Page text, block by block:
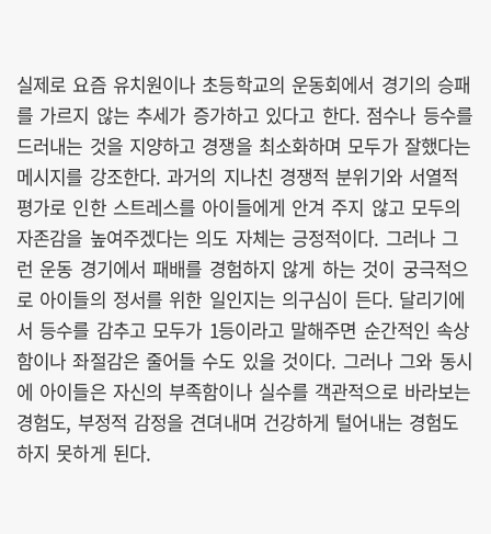
실제로 요즘 유치원이나 초등학교의 운동회에서 경기의 승패
를 가르지 않는 추세가 증가하고 있다고 한다. 점수나 등수를
드러내는 것을 지양하고 경쟁을 최소화하며 모두가 잘했다는
메시지를 강조한다. 과거의 지나친 경쟁적 분위기와 서열적
평가로 인한 스트레스를 아이들에게 안겨 주지 않고 모두의
자존감을 높여주겠다는 의도 자체는 긍정적이다. 그러나 그
런 운동 경기에서 패배를 경험하지 않게 하는 것이 궁극적으
로 아이들의 정서를 위한 일인지는 의구심이 든다. 달리기에
서 등수를 감추고 모두가 1등이라고 말해주면 순간적인 속상
함이나 좌절감은 줄어들 수도 있을 것이다. 그러나 그와 동시
에 아이들은 자신의 부족함이나 실수를 객관적으로 바라보는
경험도, 부정적 감정을 견뎌내며 건강하게 털어내는 경험도
하지 못하게 된다.